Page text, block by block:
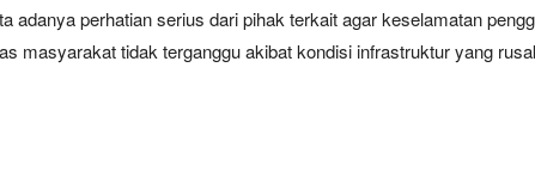
News Week
Magazine PRO
adanya perhatian serius dari pihak terkait agar keselamatan
masyarakat tidak terganggu akibat kondisi infrastruktur yang